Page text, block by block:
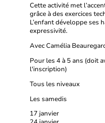
Cette activité met
grâce à des exercices
L’enfant développe ses
expressivité.
Avec Camélia
Pour les 4 à 5 ans (doit
l'inscription)
Tous les niveaux
Les samedis
17 janvier